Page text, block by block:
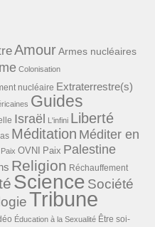
AmourArmes nucléaires
Colonisation
nucléaire Extraterrestre(s)
Guides
Israël L'infini Liberté
Méditation Méditer en
OVNI Paix Palestine
Religion Réchauffement
Science Société
Tribune
Éducation à la Sexualité Être soi-